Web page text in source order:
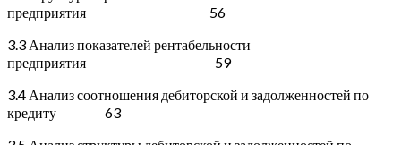
предприятия 56
3.3 Анализ показателей рентабельности
предприятия 59
3.4 Анализ соотношения дебиторской и задолженностей по
кредиту 63